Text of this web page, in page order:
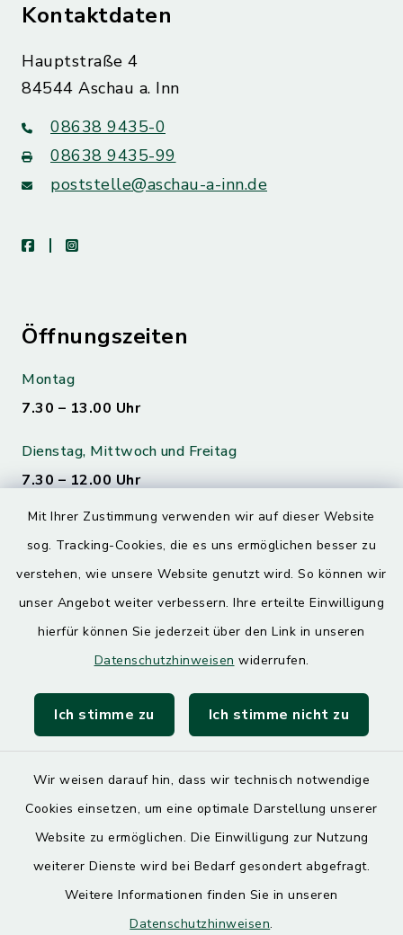
Mit Ihrer Zustimmung verwenden wir auf dieser Website
sog. Tracking-Cookies, die es uns ermöglichen besser zu
verstehen, wie unsere Website genutzt wird. So können wir
unser Angebot weiter verbessern. Ihre erteilte Einwilligung
hierfür können Sie jederzeit über den Link in unseren
Datenschutzhinweisen widerrufen.
Ich stimme zu Ich stimme nicht zu
Wir weisen darauf hin, dass wir technisch notwendige
Cookies einsetzen, um eine optimale Darstellung unserer
Website zu ermöglichen. Die Einwilligung zur Nutzung
weiterer Dienste wird bei Bedarf gesondert abgefragt.
Weitere Informationen finden Sie in unseren
Datenschutzhinweisen.
Kontaktdaten
Hauptstraße 4
84544 Aschau a. Inn
08638 9435-0
08638 9435-99
poststelle@aschau-a-inn.de
facebookinstagram
Öffnungszeiten
Montag
7.30 – 13.00 Uhr
Dienstag, Mittwoch und Freitag
7.30 – 12.00 Uhr
Donnerstag
7.30 – 12.00 Uhr
13.00 – 17.30 Uhr
Quicklinks
SoNNe e. V.
Barrierefreiheit